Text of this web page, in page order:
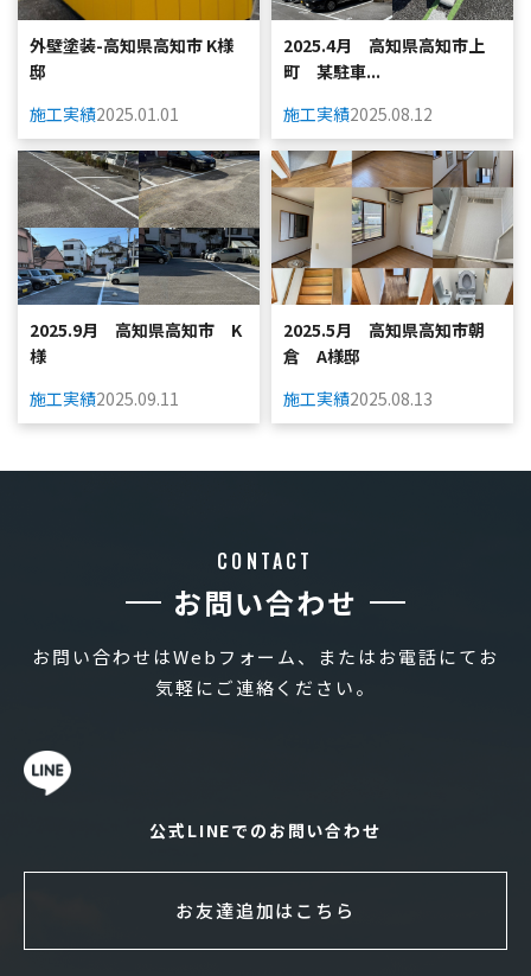
外壁塗装-高知県高知市 K様
邸
施工実績2025.01.01
2025.4月 高知県高知市上
町 某駐車...
施工実績2025.08.12
2025.9月 高知県高知市 K
様
施工実績2025.09.11
2025.5月 高知県高知市朝
倉 A様邸
施工実績2025.08.13
CONTACT
お問い合わせ
お問い合わせはWebフォーム、またはお電話にてお
気軽にご連絡ください。
公式LINEでのお問い合わせ
お友達追加はこちら